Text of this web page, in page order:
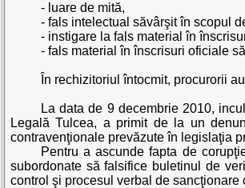
- luare de mită,
- fals intelectual săvârşit în scopul
- instigare la fals material în
- fals material în înscrisuri oficiale
În rechizitoriul întocmit, procurorii
La data de 9 decembrie 2010,
Legală Tulcea, a primit de la un
contravenţionale prevăzute în legislaţia
Pentru a ascunde fapta de
subordonate să falsifice buletinul de
control şi procesul verbal de sancţionare